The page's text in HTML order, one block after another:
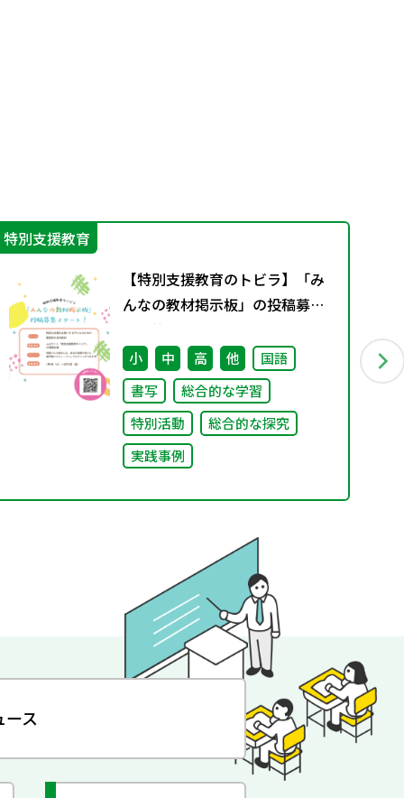
特別支援教育
【特別支援教育のトビラ】「み
んなの教材掲示板」の投稿募集
を開始しました！
小 中 高 他
国語
書写
総合的な学習
特別活動
総合的な探究
実践事例
ース